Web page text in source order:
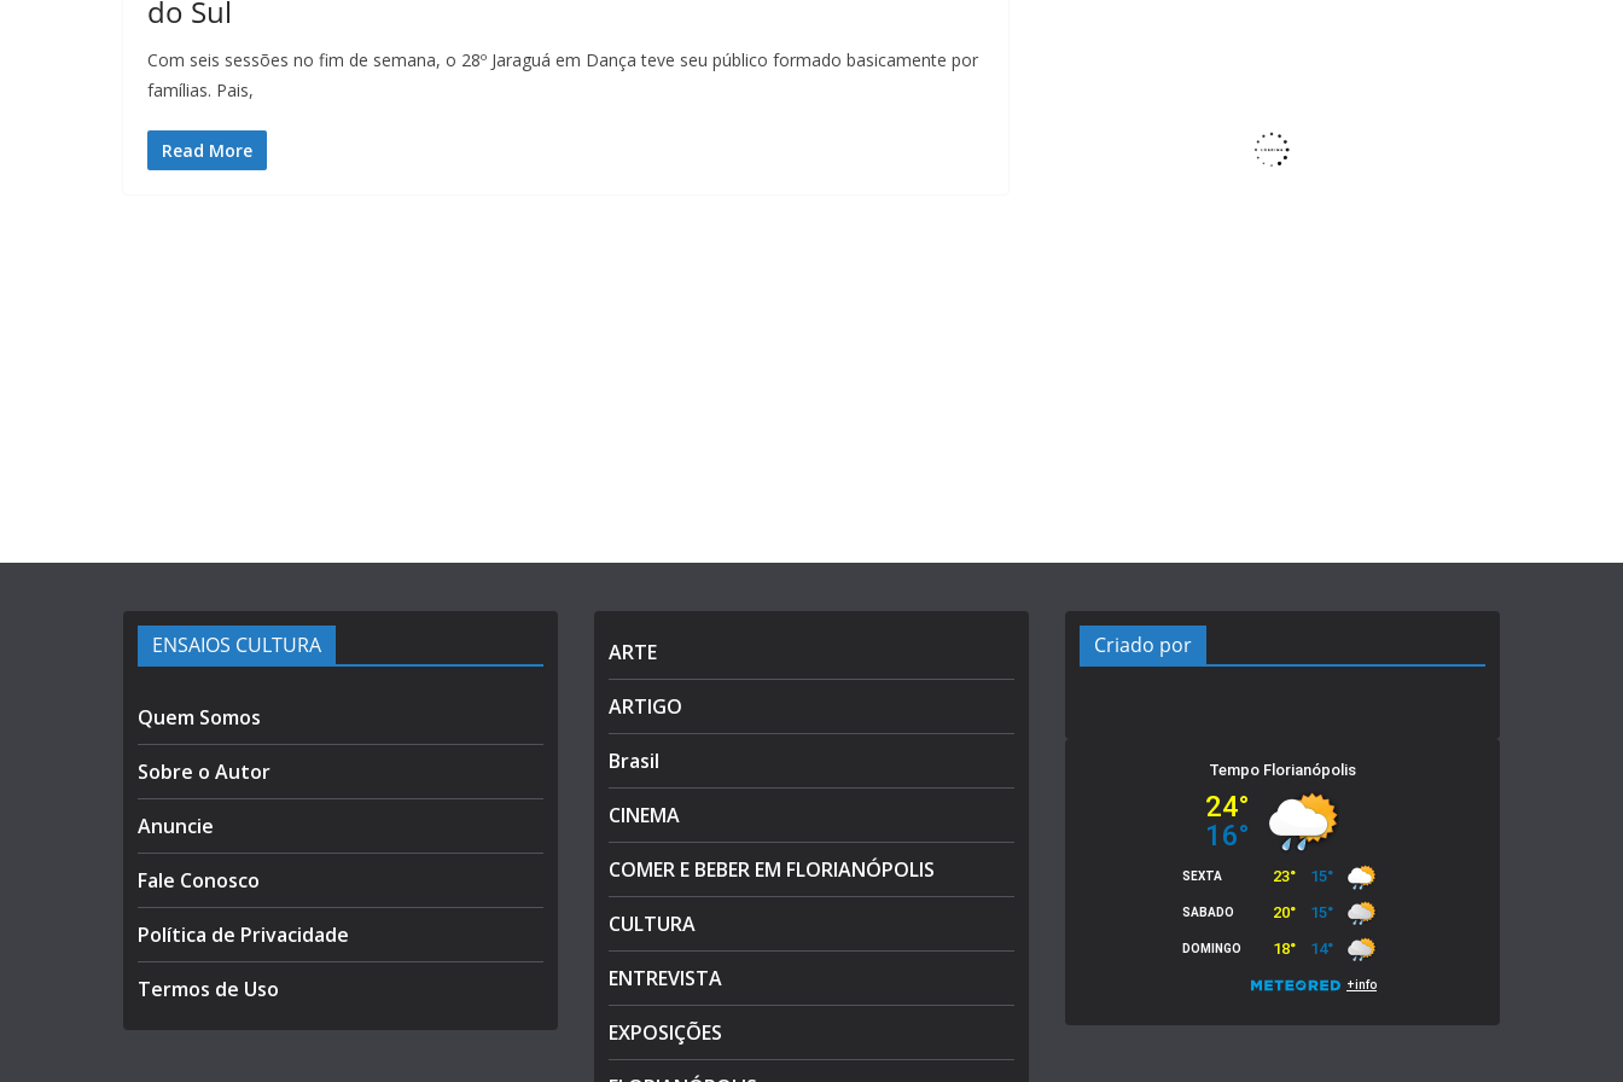
m
do Sul
Com seis sessões no fim de semana, o 28º Jaraguá em Dança teve seu público formado basicamente por
famílias. Pais,
Read More
ENSAIOS CULTURA
Quem Somos
Sobre o Autor
Anuncie
Fale Conosco
Política de Privacidade
Termos de Uso
ARTE
ARTIGO
Brasil
CINEMA
COMER E BEBER EM FLORIANÓPOLIS
CULTURA
ENTREVISTA
EXPOSIÇÕES
Criado por